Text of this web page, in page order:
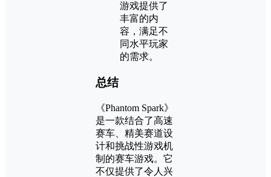
游戏提供了
丰富的内
容，满足不
同水平玩家
的需求。
总结
《Phantom Spark》
是一款结合了高速
赛车、精美赛道设
计和挑战性游戏机
制的赛车游戏。它
不仅提供了令人兴